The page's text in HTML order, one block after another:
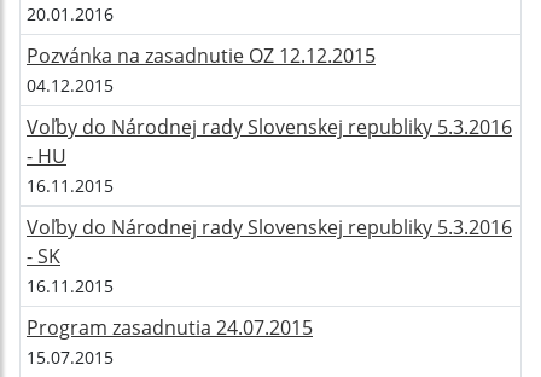
20.01.2016
Pozvánka na zasadnutie OZ 12.12.2015
04.12.2015
Voľby do Národnej rady Slovenskej republiky 5.3.2016
- HU
16.11.2015
Voľby do Národnej rady Slovenskej republiky 5.3.2016
- SK
16.11.2015
Program zasadnutia 24.07.2015
15.07.2015